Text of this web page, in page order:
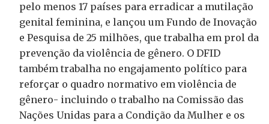
pelo menos 17 países para erradicar a mutilação
genital feminina, e lançou um Fundo de Inovação
e Pesquisa de 25 milhões, que trabalha em prol da
prevenção da violência de gênero. O DFID
também trabalha no engajamento político para
reforçar o quadro normativo em violência de
gênero- incluindo o trabalho na Comissão das
Nações Unidas para a Condição da Mulher e os